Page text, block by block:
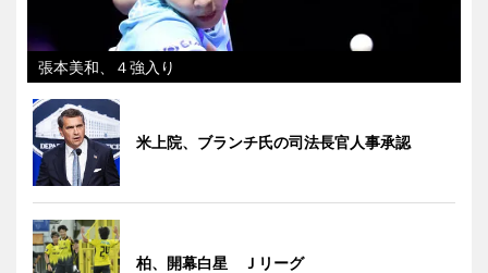
張本美和、４強入り
米上院、ブランチ氏の司法長官人事承認
柏、開幕白星 Ｊリーグ